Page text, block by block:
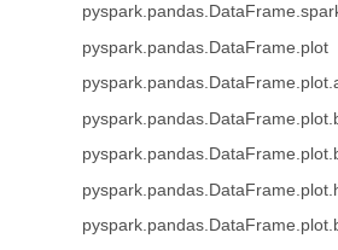
pyspark.pandas.DataFrame.plot